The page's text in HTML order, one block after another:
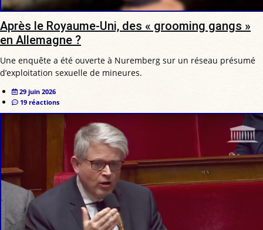
Après le Royaume-Uni, des « grooming gangs »
en Allemagne ?
Une enquête a été ouverte à Nuremberg sur un réseau présumé
d’exploitation sexuelle de mineures.
29 juin 2026
19 réactions